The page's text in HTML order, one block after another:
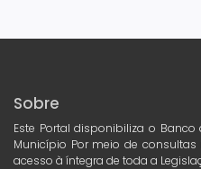
Sobre
Este Portal disponibiliza o
Município Por meio de
acesso à íntegra de toda a